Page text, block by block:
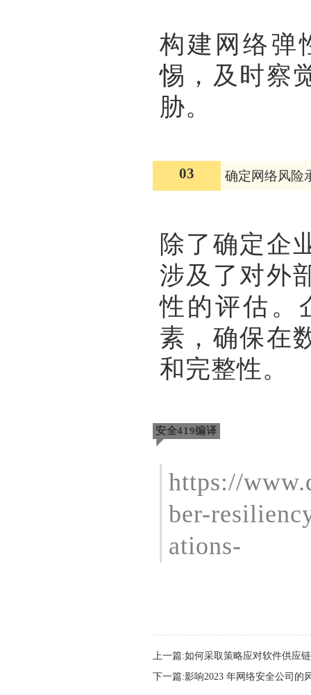
构建网络弹
惕，及时察
胁。
03 确定网络风险
除了确定企
涉及了对外
性的评估。
素，确保在
和完整性。
安全419编译
https://
ber-
ations-
上一篇:如何采取策略应对软件供应
下一篇:影响2023 年网络安全公司的